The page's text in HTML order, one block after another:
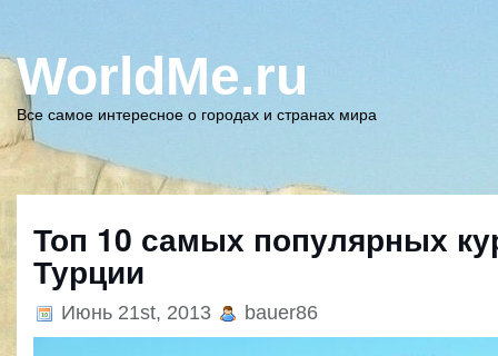
WorldMe.ru
Все самое интересное о городах и странах мира
Топ 10 самых популярных
Турции
Июнь 21st, 2013 bauer86